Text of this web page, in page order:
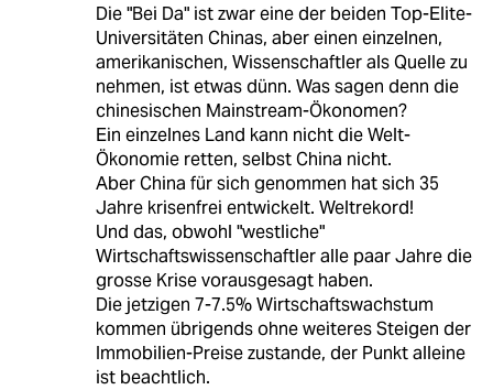
Die "Bei Da" ist zwar eine der beiden Top-Elite-
Universitäten Chinas, aber einen einzelnen,
amerikanischen, Wissenschaftler als Quelle zu
nehmen, ist etwas dünn. Was sagen denn die
chinesischen Mainstream-Ökonomen?
Ein einzelnes Land kann nicht die Welt-
Ökonomie retten, selbst China nicht.
Aber China für sich genommen hat sich 35
Jahre krisenfrei entwickelt. Weltrekord!
Und das, obwohl "westliche"
Wirtschaftswissenschaftler alle paar Jahre die
grosse Krise vorausgesagt haben.
Die jetzigen 7-7.5% Wirtschaftswachstum
kommen übrigends ohne weiteres Steigen der
Immobilien-Preise zustande, der Punkt alleine
ist beachtlich.